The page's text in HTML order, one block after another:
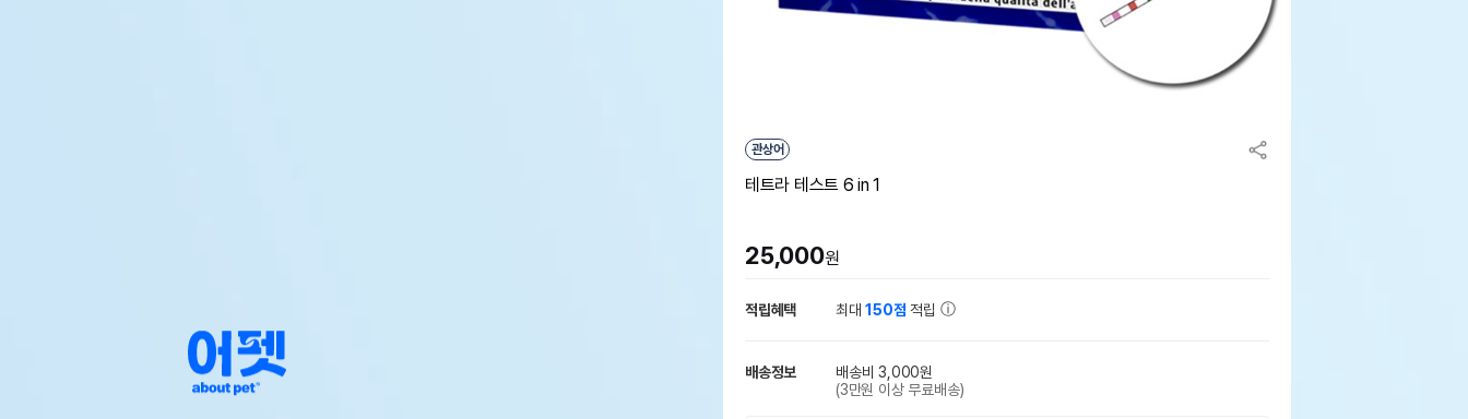
관상어
테트라 테스트 6 in 1
25,000원
적립혜택 최대150점 적립
배송정보
배송비 3,000원
(3만원 이상 무료배송)